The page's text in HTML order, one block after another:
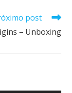
post
– Unboxing